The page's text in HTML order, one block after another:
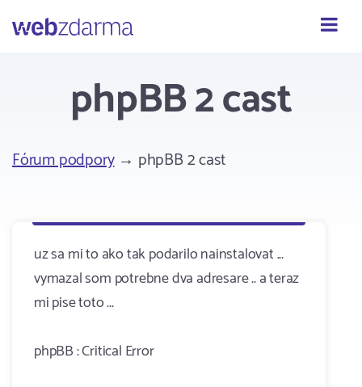
Webzdarma
phpBB 2 cast
Fórum podpory→ phpBB 2 cast
uz sa mi to ako tak podarilo nainstalovat ...
vymazal som potrebne dva adresare .. a teraz
mi pise toto ...
phpBB : Critical Error